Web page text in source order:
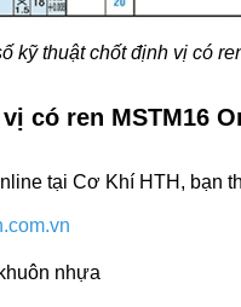
kỹ thuật chốt định vị có
có ren MSTM16
tại Cơ Khí HTH, bạn
nhựa